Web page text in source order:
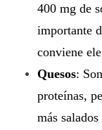
r
n
400 mg de
importante
conviene
Quesos:
proteínas,
más